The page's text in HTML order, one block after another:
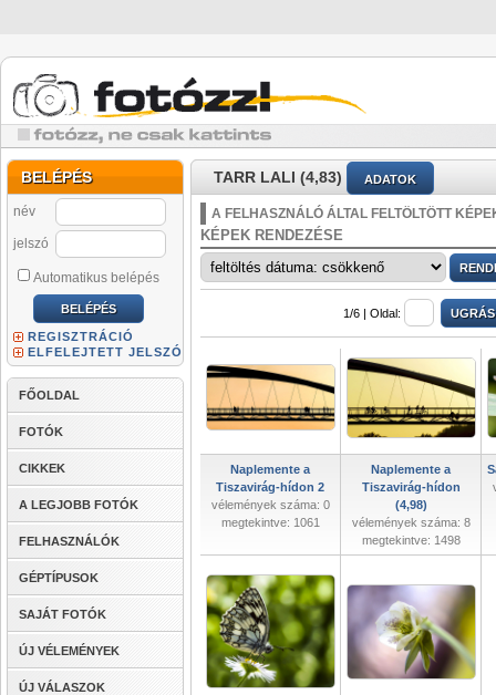
BELÉPÉS
név
jelszó
Automatikus belépés
REGISZTRÁCIÓ
ELFELEJTETT JELSZÓ
FŐOLDAL
FOTÓK
CIKKEK
A LEGJOBB FOTÓK
FELHASZNÁLÓK
GÉPTÍPUSOK
SAJÁT FOTÓK
ÚJ VÉLEMÉNYEK
ÚJ VÁLASZOK
TARR LALI (4,83) ADATOK
A FELHASZNÁLÓ ÁLTAL FELTÖLTÖTT
KÉPEK RENDEZÉSE
1/6 | Oldal:
Naplemente a
Tiszavirág-hídon 2
vélemények száma: 0
megtekintve: 1061
Naplemente a
Tiszavirág-hídon
(4,98)
vélemények száma: 8
megtekintve: 1498